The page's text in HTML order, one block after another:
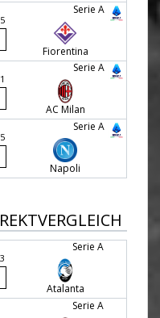
Serie A
Fiorentina
Serie A
AC Milan
Serie A
Napoli
Serie A
Atalanta
Serie A